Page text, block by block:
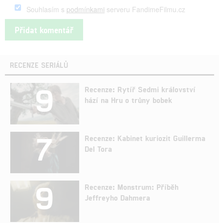
Souhlasím s podmínkami serveru FandimeFilmu.cz
RECENZE SERIÁLŮ
9
Recenze: Rytíř Sedmi království
hází na Hru o trůny bobek
7
Recenze: Kabinet kuriozit Guillerma
Del Tora
9
Recenze: Monstrum: Příběh
Jeffreyho Dahmera